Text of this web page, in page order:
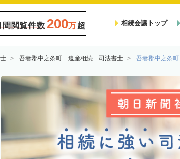
間閲覧件数 200万超 相続会議トップ
吾妻郡中之条町 遺産相続 司法書士 吾妻郡中之条